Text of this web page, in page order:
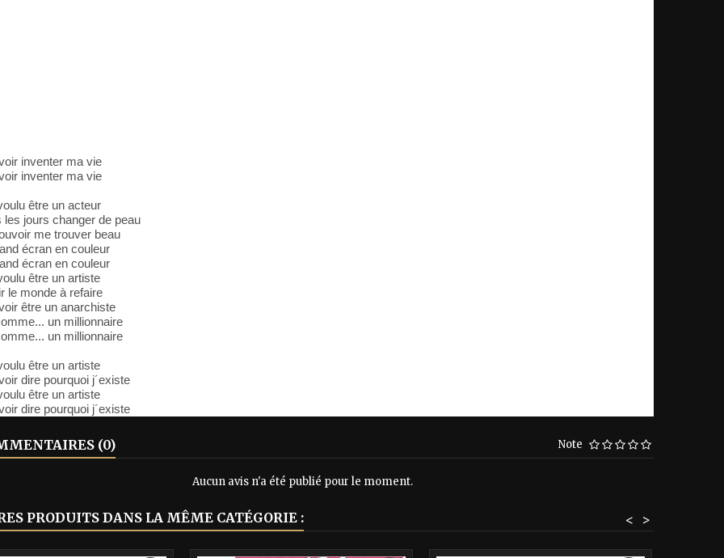
inventer ma vie
inventer ma vie
être un acteur
les jours changer de peau
me trouver beau
écran en couleur
écran en couleur
être un artiste
le monde à refaire
être un anarchiste
un millionnaire
un millionnaire
être un artiste
dire pourquoi j´existe
être un artiste
dire pourquoi j´existe
(0) Note
Aucun avis n'a été publié pour le moment.
PRODUITS DANS LA MÊME CATÉGORIE : >
<